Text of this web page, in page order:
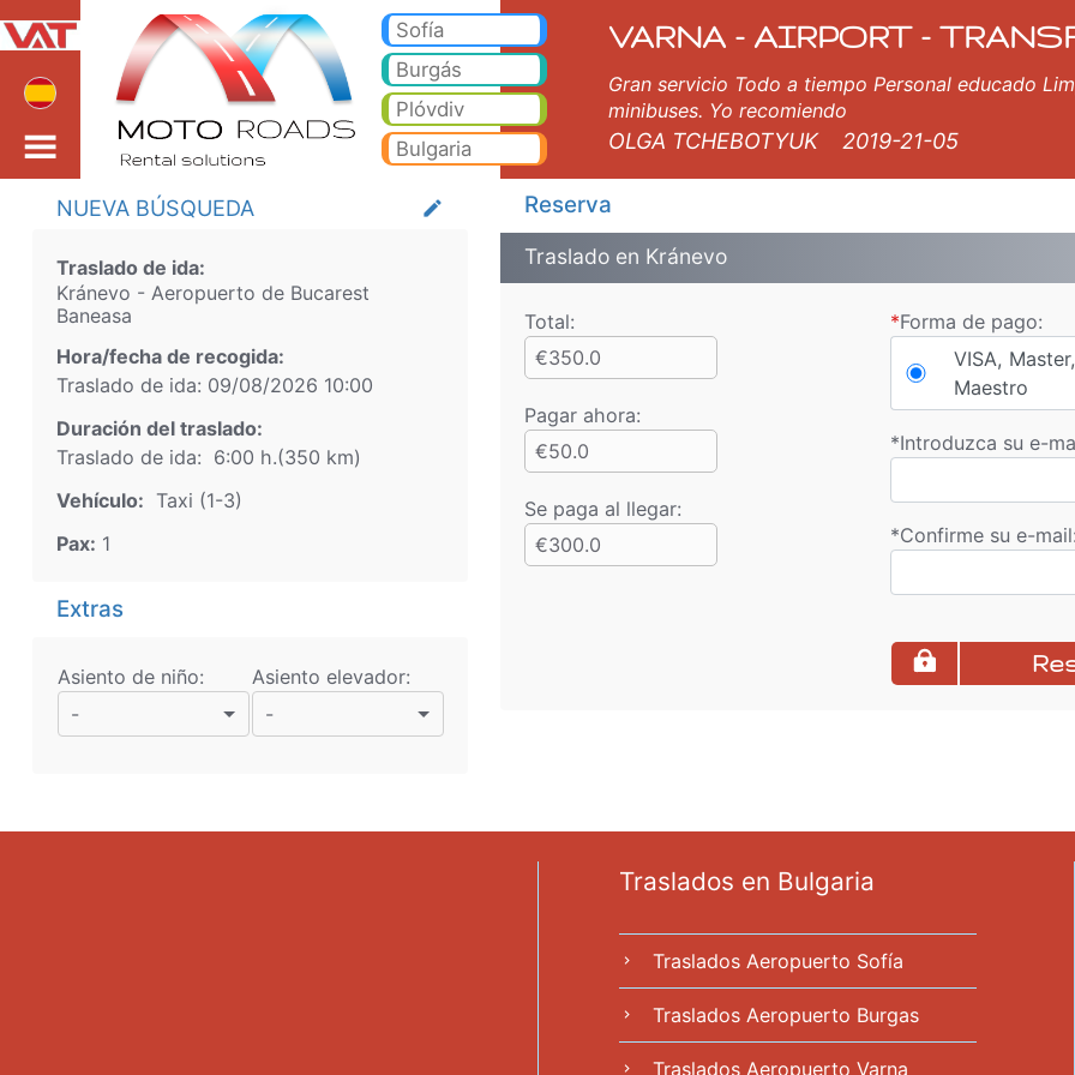
Kránevo Aeropuerto de Bucarest Baneasa
Varna
Sofía
Burgás
Plóvdiv
Bulgaria
VARNA - AIRPORT -
Gran servicio Todo a tiempo Personal educado
minibuses. Yo recomiendo
OLGA TCHEBOTYUK 2019-21-05
NUEVA BÚSQUEDA create
Traslado de ida:
Kránevo - Aeropuerto de Bucarest
Baneasa
Hora/fecha de recogida:
Traslado de ida: 09/08/2026 10:00
Duración del traslado:
Traslado de ida: 6:00 h.(350 km)
Vehículo: Taxi (1-3)
Pax: 1
Extras
Asiento de niño:
-
Asiento elevador:
-
Reserva
Traslado en Kránevo
Total:
€350.0
Pagar ahora:
€50.0
Se paga al llegar:
€300.0
*Forma de pago:
VISA,
Maestro
*Introduzca su e-
*Confirme su e-mail:
Traslados en Bulgaria
chevron_right Traslados Aeropuerto Sofía
chevron_right Traslados Aeropuerto Burgas
chevron_right Traslados Aeropuerto Varna